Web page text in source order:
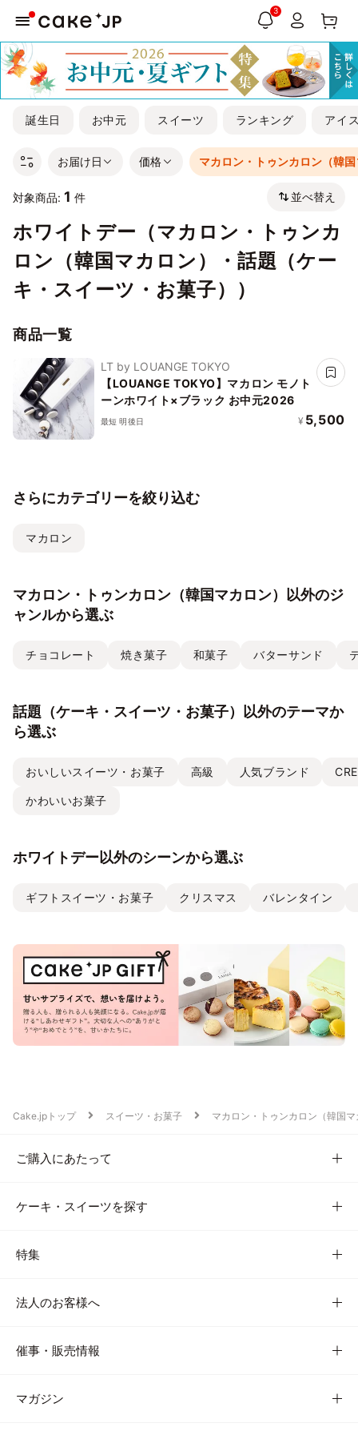
3
誕生日 お中元 スイーツ ランキング アイ
お届け日 価格 マカロン・トゥンカロン（韓
対象商品: 1 件 並べ替え
ホワイトデー（マカロン・トゥンカ
ロン（韓国マカロン）・話題（ケー
キ・スイーツ・お菓子））
商品一覧
LT by LOUANGE TOKYO
【LOUANGE TOKYO】マカロン モノト
ーンホワイト×ブラック お中元2026
最短 明後日 ¥ 5,500
さらにカテゴリーを絞り込む
マカロン
マカロン・トゥンカロン（韓国マカロン）以外のジ
ャンルから選ぶ
チョコレート 焼き菓子 和菓子 バターサンド
話題（ケーキ・スイーツ・お菓子）以外のテーマか
ら選ぶ
おいしいスイーツ・お菓子 高級 人気ブランド
かわいいお菓子
ホワイトデー以外のシーンから選ぶ
ギフトスイーツ・お菓子 クリスマス バレンタイン
Cake.jpトップ スイーツ・お菓子 マカロン・トゥンカロン（韓国
ご購入にあたって
ケーキ・スイーツを探す
特集
法人のお客様へ
催事・販売情報
マガジン